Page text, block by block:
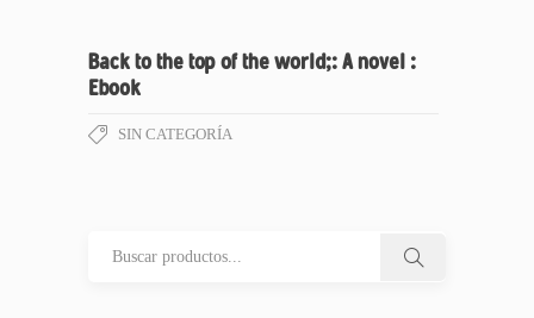
Back to the top of the world;: A novel :
Ebook
SIN CATEGORÍA